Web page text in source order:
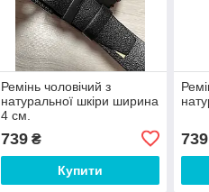
Ремінь чоловічий з
натуральної шкіри ширина
4 см.
739₴
Купити
739